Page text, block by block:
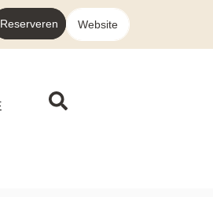
Reserveren Website